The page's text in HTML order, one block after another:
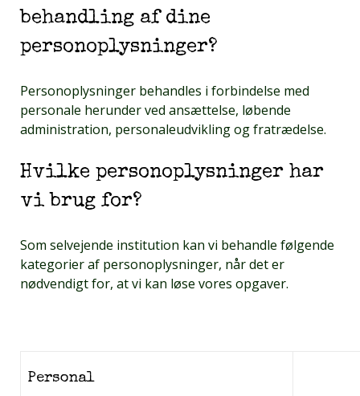
behandling af dine
personoplysninger?
Personoplysninger behandles i forbindelse med
personale herunder ved ansættelse, løbende
administration, personaleudvikling og fratrædelse.
Hvilke personoplysninger har
vi brug for?
Som selvejende institution kan vi behandle følgende
kategorier af personoplysninger, når det er
nødvendigt for, at vi kan løse vores opgaver.
Personal